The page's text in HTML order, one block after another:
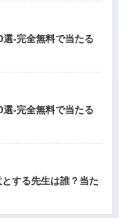
-完全無料で当たる
-完全無料で当たる
とする先生は誰？当た